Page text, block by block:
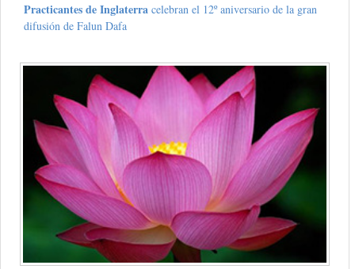
Practicantes de Inglaterracelebran el 12º aniversario de la gran
difusión de Falun Dafa